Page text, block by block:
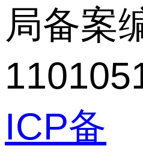
局备案
ICP备